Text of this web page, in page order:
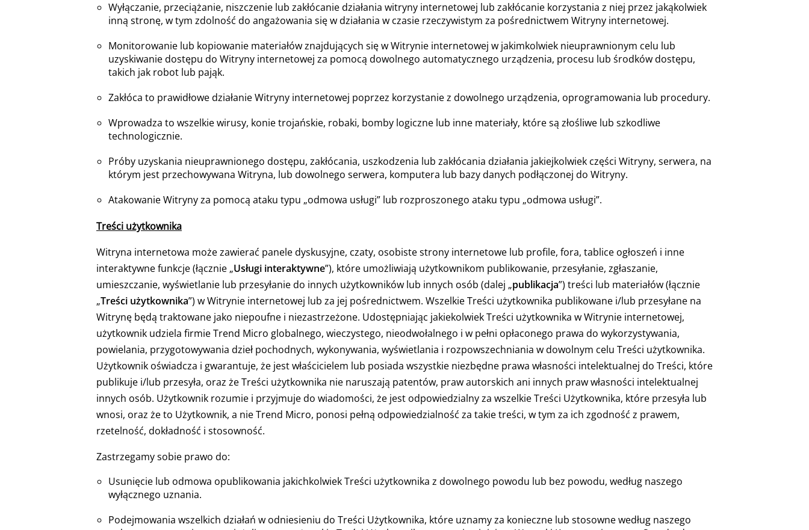
Wyłączanie, przeciążanie, niszczenie lub zakłócanie działania witryny internetowej lub zakłócanie korzystania z niej przez jakąkolwiek
inną stronę, w tym zdolność do angażowania się w działania w czasie rzeczywistym za pośrednictwem Witryny internetowej.
Monitorowanie lub kopiowanie materiałów znajdujących się w Witrynie internetowej w jakimkolwiek nieuprawnionym celu lub
uzyskiwanie dostępu do Witryny internetowej za pomocą dowolnego automatycznego urządzenia, procesu lub środków dostępu,
takich jak robot lub pająk.
Zakłóca to prawidłowe działanie Witryny internetowej poprzez korzystanie z dowolnego urządzenia, oprogramowania lub procedury.
Wprowadza to wszelkie wirusy, konie trojańskie, robaki, bomby logiczne lub inne materiały, które są złośliwe lub szkodliwe
technologicznie.
Próby uzyskania nieuprawnionego dostępu, zakłócania, uszkodzenia lub zakłócania działania jakiejkolwiek części Witryny, serwera, na
którym jest przechowywana Witryna, lub dowolnego serwera, komputera lub bazy danych podłączonej do Witryny.
Atakowanie Witryny za pomocą ataku typu „odmowa usługi” lub rozproszonego ataku typu „odmowa usługi”.
Treści użytkownika
Witryna internetowa może zawierać panele dyskusyjne, czaty, osobiste strony internetowe lub profile, fora, tablice ogłoszeń i inne
interaktywne funkcje (łącznie „Usługi interaktywne”), które umożliwiają użytkownikom publikowanie, przesyłanie, zgłaszanie,
umieszczanie, wyświetlanie lub przesyłanie do innych użytkowników lub innych osób (dalej „publikacja”) treści lub materiałów (łącznie
„Treści użytkownika”) w Witrynie internetowej lub za jej pośrednictwem. Wszelkie Treści użytkownika publikowane i/lub przesyłane na
Witrynę będą traktowane jako niepoufne i niezastrzeżone. Udostępniając jakiekolwiek Treści użytkownika w Witrynie internetowej,
użytkownik udziela firmie Trend Micro globalnego, wieczystego, nieodwołalnego i w pełni opłaconego prawa do wykorzystywania,
powielania, przygotowywania dzieł pochodnych, wykonywania, wyświetlania i rozpowszechniania w dowolnym celu Treści użytkownika.
Użytkownik oświadcza i gwarantuje, że jest właścicielem lub posiada wszystkie niezbędne prawa własności intelektualnej do Treści, które
publikuje i/lub przesyła, oraz że Treści użytkownika nie naruszają patentów, praw autorskich ani innych praw własności intelektualnej
innych osób. Użytkownik rozumie i przyjmuje do wiadomości, że jest odpowiedzialny za wszelkie Treści Użytkownika, które przesyła lub
wnosi, oraz że to Użytkownik, a nie Trend Micro, ponosi pełną odpowiedzialność za takie treści, w tym za ich zgodność z prawem,
rzetelność, dokładność i stosowność.
Zastrzegamy sobie prawo do:
Usunięcie lub odmowa opublikowania jakichkolwiek Treści użytkownika z dowolnego powodu lub bez powodu, według naszego
wyłącznego uznania.
Podejmowania wszelkich działań w odniesieniu do Treści Użytkownika, które uznamy za konieczne lub stosowne według naszego